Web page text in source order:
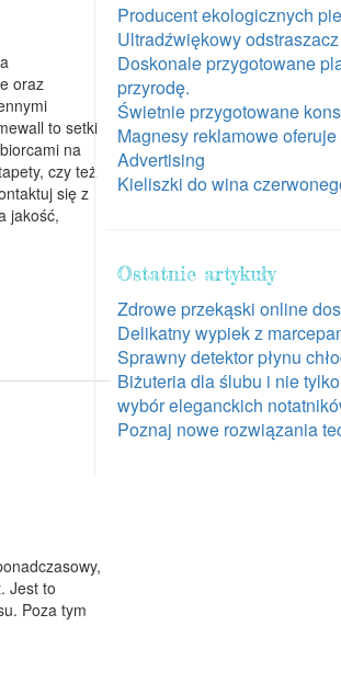
oraz
to setki
na
czy też
się z
jakość,
Jest to
Poza tym
Producent ekologicznych
Ultradźwiękowy odstraszacz
Doskonale przygotowane
przyrodę.
Świetnie przygotowane
Magnesy reklamowe
Advertising
Kieliszki do wina
Ostatnie artykuły
Zdrowe przekąski online
Delikatny wypiek z
Sprawny detektor płynu
Biżuteria dla ślubu i nie tylko
wybór eleganckich
Poznaj nowe rozwiązania